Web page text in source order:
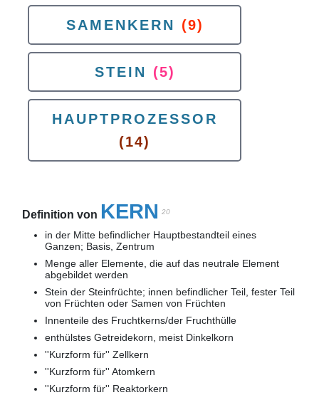
SAMENKERN (9)
STEIN (5)
HAUPTPROZESSOR
(14)
Definition von KERN 20
in der Mitte befindlicher Hauptbestandteil eines
Ganzen; Basis, Zentrum
Menge aller Elemente, die auf das neutrale Element
abgebildet werden
Stein der Steinfrüchte; innen befindlicher Teil, fester Teil
von Früchten oder Samen von Früchten
Innenteile des Fruchtkerns/der Fruchthülle
enthülstes Getreidekorn, meist Dinkelkorn
''Kurzform für'' Zellkern
''Kurzform für'' Atomkern
''Kurzform für'' Reaktorkern